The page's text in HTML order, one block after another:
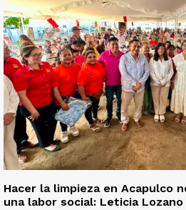
Hacer la limpieza en Acapulco
una labor social: Leticia Lozano